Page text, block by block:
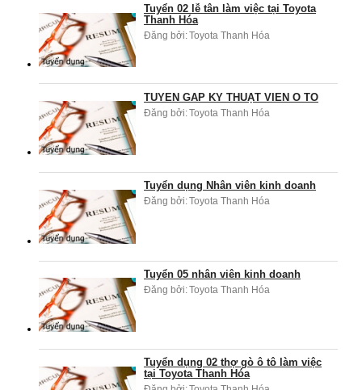
Tuyển 02 lễ tân làm việc tại Toyota
Thanh Hóa
Đăng bởi:Toyota Thanh Hóa
TUYỂN GẤP KỸ THUẬT VIÊN Ô TÔ
Đăng bởi:Toyota Thanh Hóa
Tuyển dụng Nhân viên kinh doanh
Đăng bởi:Toyota Thanh Hóa
Tuyển 05 nhân viên kinh doanh
Đăng bởi:Toyota Thanh Hóa
Tuyển dụng 02 thợ gò ô tô làm việc
tại Toyota Thanh Hóa